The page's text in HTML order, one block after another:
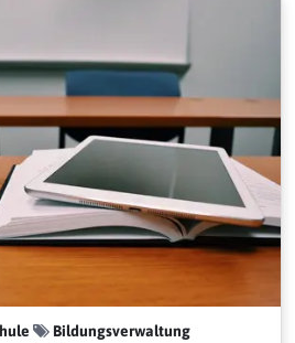
Bildungsverwaltung